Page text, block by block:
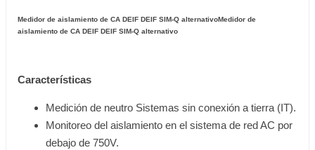
Medidor de aislamiento de CA DEIF DEIF SIM-Q alternativoMedidor de
aislamiento de CA DEIF DEIF SIM-Q alternativo
Características
Medición de neutro Sistemas sin conexión a tierra (IT).
Monitoreo del aislamiento en el sistema de red AC por
debajo de 750V.